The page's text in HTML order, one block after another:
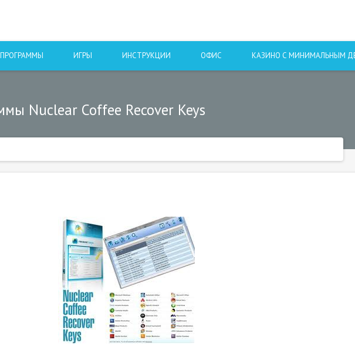
ПРОГРАММЫ ИГРЫ ИНСТРУКЦИИ ОФИС КАЗИНО С МИНИМАЛЬНЫМ
Nuclear Coffee Recover Keys